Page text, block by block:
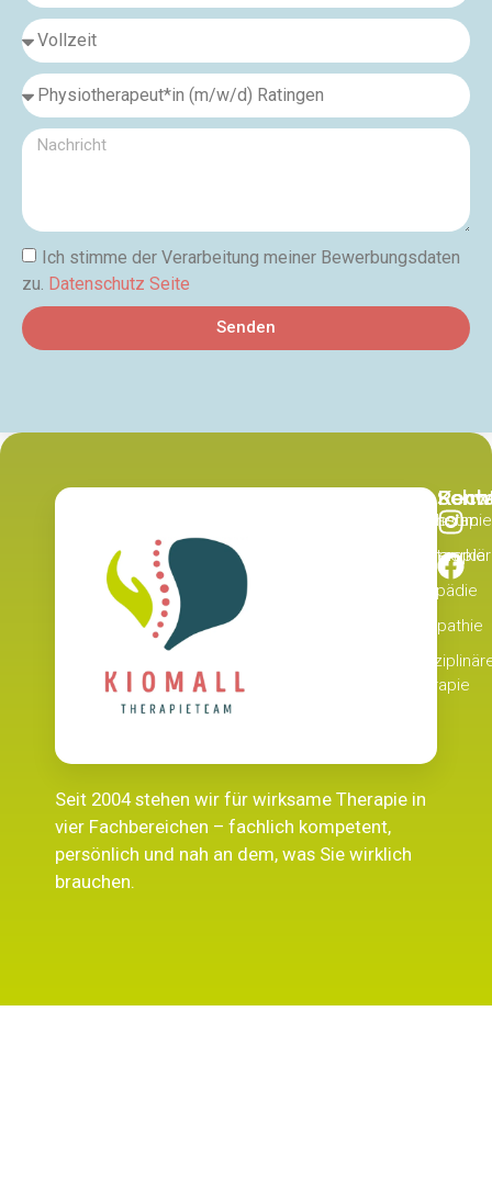
Ich stimme der Verarbeitung meiner Bewerbungsdaten
zu. Datenschutz Seite
Senden
Seit 2004 stehen wir für wirksame Therapie in
vier Fachbereichen – fachlich kompetent,
persönlich und nah an dem, was Sie wirklich
brauchen.
Impressum
Physiotherapie
Ergotherapie
Logopädie
Osteopathie
Therapie